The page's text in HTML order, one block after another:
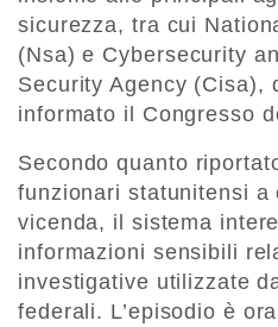
sicurezza, tra cui
(Nsa) e Cybersecurity
Security Agency (Cisa),
informato il Congresso
Secondo quanto
funzionari statunitensi a
vicenda, il sistema
informazioni sensibili
investigative utilizzate
federali. L’episodio è